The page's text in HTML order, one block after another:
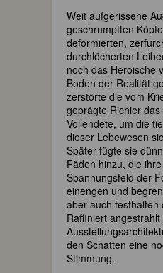
Weit aufgerissene
geschrumpften
deformierten,
durchlöcherten
noch das Heroische
Boden der Realität
zerstörte die vom
geprägte Richier
Vollendete, um die
dieser Lebewesen
Später fügte sie
Fäden hinzu, die
Spannungsfeld der
einengen und
aber auch festhalten
Raffiniert
den Schatten eine
Stimmung.